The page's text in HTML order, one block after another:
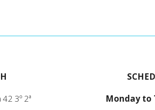
3º 2ª
Monday to